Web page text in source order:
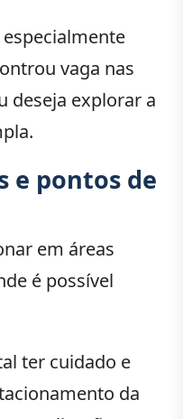
vaga nas
deseja explorar a
e pontos de
em áreas
é possível
ter cuidado e
da